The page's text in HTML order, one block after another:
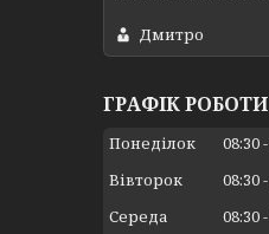
Дмитро
ГРАФІК РОБОТИ
Понеділок 08:30
Вівторок
08:30
Середа
08:30